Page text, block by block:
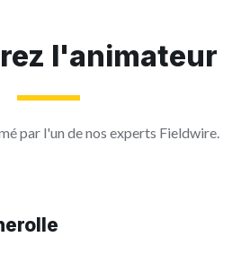
l'animateur
par l'un de nos experts Fieldwire.